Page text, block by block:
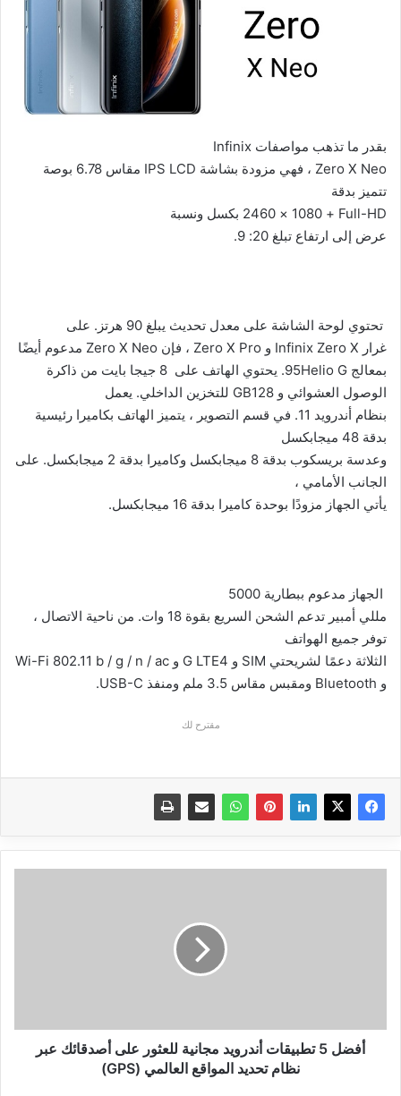
بقدر ما تذهب مواصفات Infinix
Zero X Neo ، فهي مزودة بشاشة IPS LCD
مقاس 6.78 بوصة
تتميز بدقة
Full-HD + 1080 × 2460 بكسل ونسبة
عرض إلى ارتفاع تبلغ 20: 9.
تحتوي لوحة الشاشة على معدل تحديث يبلغ 90 هرتز. على
غرار Infinix Zero X و Zero X Pro ، فإن Zero X Neo مدعوم أيضًا
بمعالج Helio G
95. يحتوي الهاتف على 8 جيجا بايت من ذاكرة
الوصول العشوائي و 128
GB للتخزين الداخلي. يعمل
بنظام أندرويد 11. في قسم التصوير ، يتميز الهاتف بكاميرا رئيسية
بدقة 48 ميجابكسل
وعدسة بريسكوب بدقة 8 ميجابكسل وكاميرا بدقة 2 ميجابكسل. على
الجانب الأمامي ،
يأتي الجهاز مزودًا بوحدة كاميرا بدقة 16 ميجابكسل.
الجهاز مدعوم ببطارية 5000
مللي أمبير تدعم الشحن السريع بقوة 18 وات. من ناحية الاتصال ،
توفر جميع الهواتف
الثلاثة دعمًا لشريحتي SIM و 4 G LTE و Wi-Fi 802.11 b / g / n / ac
و Bluetooth ومقبس مقاس 3.5 ملم ومنفذ USB-C
.
مقترح لك
عبر
نظام
أفضل 5 تطبيقات أندرويد مجانية للعثور على أصدقائك عبر
نظام تحديد المواقع العالمي (GPS)